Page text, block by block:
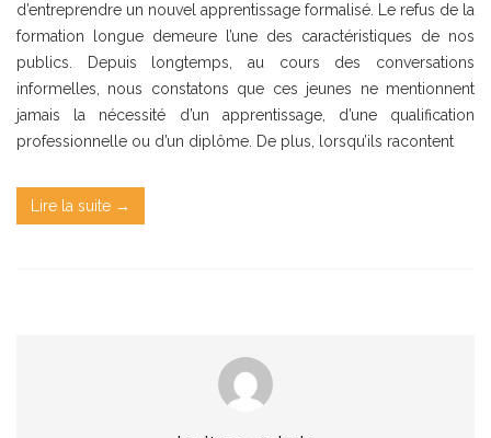
d’entreprendre un nouvel apprentissage formalisé. Le refus de la
formation longue demeure l’une des caractéristiques de nos
publics. Depuis longtemps, au cours des conversations
informelles, nous constatons que ces jeunes ne mentionnent
jamais la nécessité d’un apprentissage, d’une qualification
professionnelle ou d’un diplôme. De plus, lorsqu’ils racontent
Lire la suite →